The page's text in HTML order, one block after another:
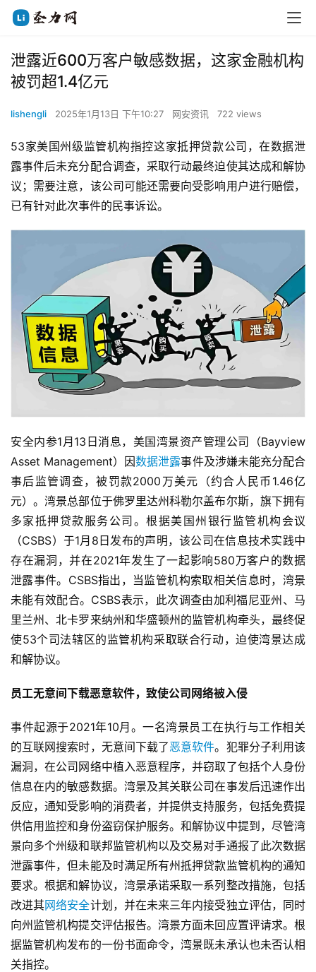
泄露近600万客户敏感数据，这家金融机构
被罚超1.4亿元
lishengli 2025年1月13日 下午10:27 网安资讯 722 views
53家美国州级监管机构指控这家抵押贷款公司，在数据泄
露事件后未充分配合调查，采取行动最终迫使其达成和解协
议；需要注意，该公司可能还需要向受影响用户进行赔偿，
已有针对此次事件的民事诉讼。
安全内参1月13日消息，美国湾景资产管理公司（Bayview
Asset Management）因数据泄露事件及涉嫌未能充分配合
事后监管调查，被罚款2000万美元（约合人民币1.46亿
元）。湾景总部位于佛罗里达州科勒尔盖布尔斯，旗下拥有
多家抵押贷款服务公司。根据美国州银行监管机构会议
（CSBS）于1月8日发布的声明，该公司在信息技术实践中
存在漏洞，并在2021年发生了一起影响580万客户的数据
泄露事件。CSBS指出，当监管机构索取相关信息时，湾景
未能有效配合。CSBS表示，此次调查由加利福尼亚州、马
里兰州、北卡罗来纳州和华盛顿州的监管机构牵头，最终促
使53个司法辖区的监管机构采取联合行动，迫使湾景达成
和解协议。
员工无意间下载恶意软件，致使公司网络被入侵
事件起源于2021年10月。一名湾景员工在执行与工作相关
的互联网搜索时，无意间下载了恶意软件。犯罪分子利用该
漏洞，在公司网络中植入恶意程序，并窃取了包括个人身份
信息在内的敏感数据。湾景及其关联公司在事发后迅速作出
反应，通知受影响的消费者，并提供支持服务，包括免费提
供信用监控和身份盗窃保护服务。和解协议中提到，尽管湾
景向多个州级和联邦监管机构以及交易对手通报了此次数据
泄露事件，但未能及时满足所有州抵押贷款监管机构的通知
要求。根据和解协议，湾景承诺采取一系列整改措施，包括
改进其网络安全计划，并在未来三年内接受独立评估，同时
向州监管机构提交评估报告。湾景方面未回应置评请求。根
据监管机构发布的一份书面命令，湾景既未承认也未否认相
关指控。